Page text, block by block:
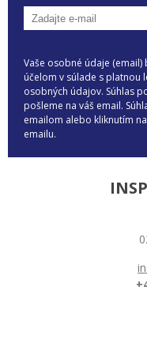
Vaše osobné údaje
účelom v súlade s platnou
osobných údajov. Súhlas
pošleme na váš email.
emailom alebo kliknutím
emailu.